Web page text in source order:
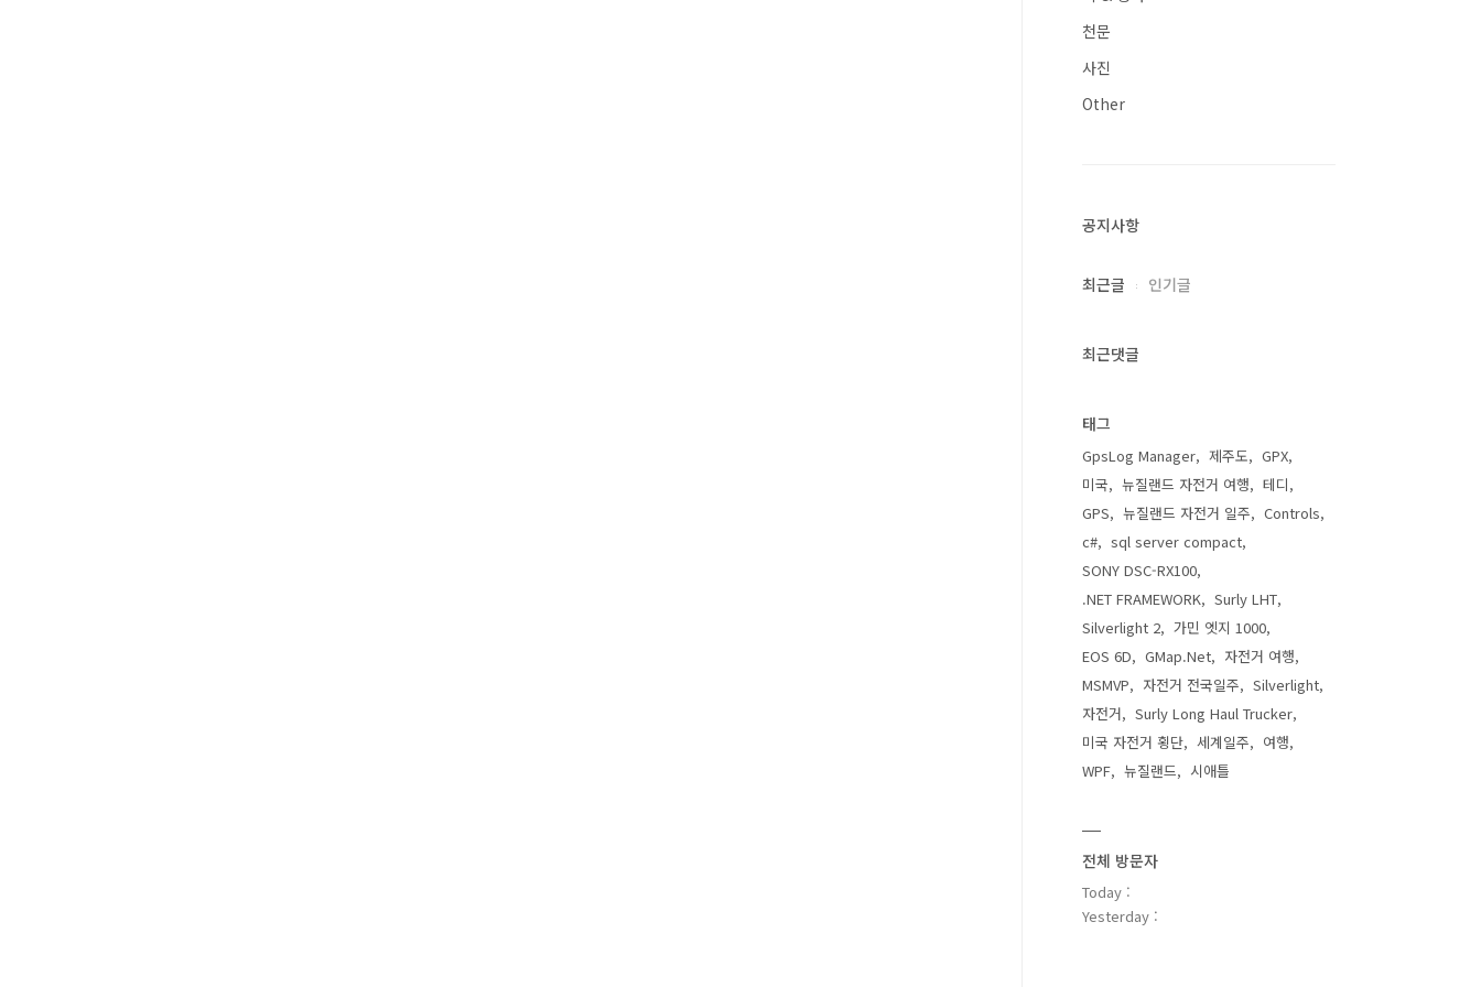
천문
사진
Other
공지사항
최근글 인기글
최근댓글
태그
GpsLog Manager 제주도
GPX
미국
뉴질랜드 자전거 여행
테디
GPS
뉴질랜드 자전거 일주
Controls
c#
sql server compact
SONY DSC-RX100
.NET FRAMEWORK
Surly LHT
Silverlight 2
가민 엣지 1000
EOS 6D
GMap.Net
자전거 여행
MSMVP
자전거 전국일주
Silverlight
자전거
Surly Long Haul Trucker
미국 자전거 횡단
세계일주
여행
WPF
뉴질랜드 시애틀
전체 방문자
Today :
Yesterday :